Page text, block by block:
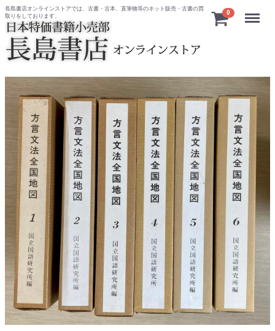
長島書店オンラインストアでは、古書・古本、直筆物等のネット販売・古書の買
取りをしております。
0 Menu